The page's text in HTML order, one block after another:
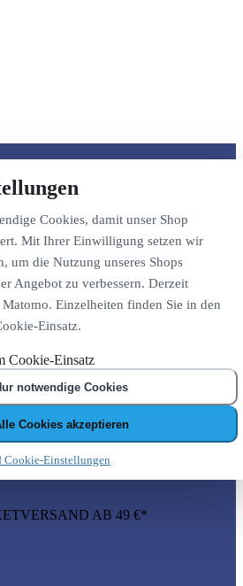
Cookies, damit unser Shop
Mit Ihrer Einwilligung setzen wir
um die Nutzung unseres Shops
Angebot zu verbessern. Derzeit
Einzelheiten finden Sie in den
Einsatz.
Cookie-Einsatz
notwendige Cookies
Cookies akzeptieren
Cookie-Einstellungen
AB 49 €*